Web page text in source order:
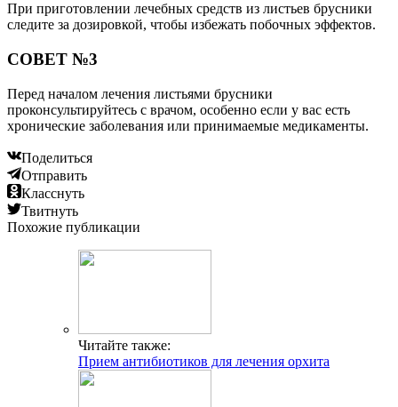
При приготовлении лечебных средств из листьев брусники
следите за дозировкой, чтобы избежать побочных эффектов.
СОВЕТ №3
Перед началом лечения листьями брусники
проконсультируйтесь с врачом, особенно если у вас есть
хронические заболевания или принимаемые медикаменты.
Поделиться
Отправить
Класснуть
Твитнуть
Похожие публикации
Читайте также:
Прием антибиотиков для лечения орхита